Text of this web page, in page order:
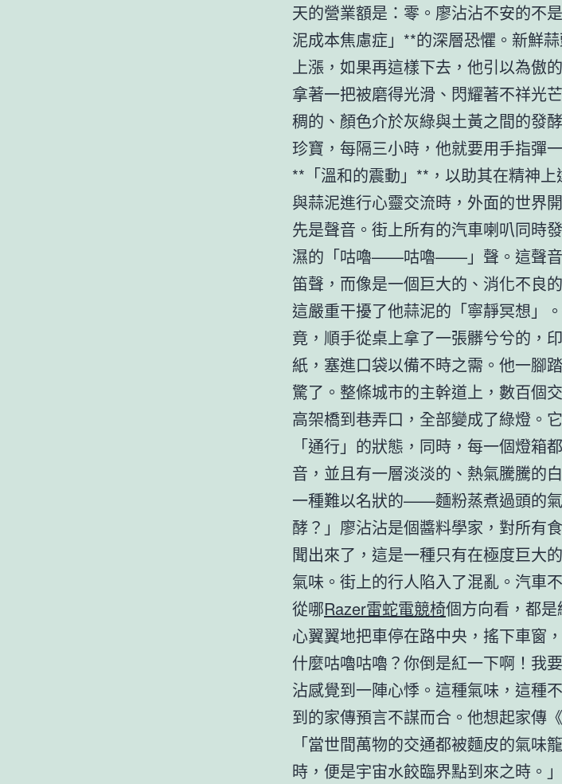
天的營業額是：零。廖沾沾不安的不
泥成本焦慮症」**的深層恐懼。新鮮
上漲，如果再這樣下去，他引以為傲
拿著一把被磨得光滑、閃耀著不祥光
稠的、顏色介於灰綠與土黃之間的發
珍寶，每隔三小時，他就要用手指彈
**「溫和的震動」**，以助其在精神
與蒜泥進行心靈交流時，外面的世界
先是聲音。街上所有的汽車喇叭同時
濕的「咕嚕——咕嚕——」聲。這聲音
笛聲，而像是一個巨大的、消化不良
這嚴重干擾了他蒜泥的「寧靜冥想」
竟，順手從桌上拿了一張髒兮兮的，
紙，塞進口袋以備不時之需。他一腳
驚了。整條城市的主幹道上，數百個
高架橋到巷弄口，全部變成了綠燈。
「通行」的狀態，同時，每一個燈箱
音，並且有一層淡淡的、熱氣騰騰的
一種難以名狀的——麵粉蒸煮過頭的
酵？」廖沾沾是個醬料學家，對所有
聞出來了，這是一種只有在極度巨大
氣味。街上的行人陷入了混亂。汽車
從哪Razer雷蛇電競椅個方向看，都
心翼翼地把車停在路中央，搖下車窗
什麼咕嚕咕嚕？你倒是紅一下啊！我
沾感覺到一陣心悸。這種氣味，這種
到的家傳預言不謀而合。他想起家傳
「當世間萬物的交通都被麵皮的氣味
時，便是宇宙水餃臨界點到來之時。